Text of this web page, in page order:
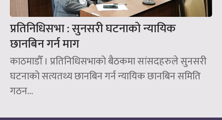
प्रतिनिधिसभा : सुनसरी घटनाको न्यायिक
छानबिन गर्न माग
काठमाडौँ । प्रतिनिधिसभाको बैठकमा सांसदहरुले सुनसरी
घटनाको सत्यतथ्य छानबिन गर्न न्यायिक छानबिन समिति
गठन...